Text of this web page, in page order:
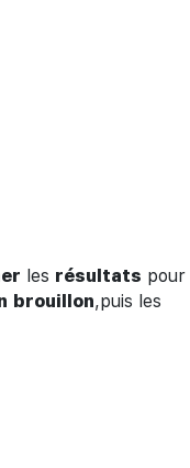
les résultats pour
brouillon,puis les